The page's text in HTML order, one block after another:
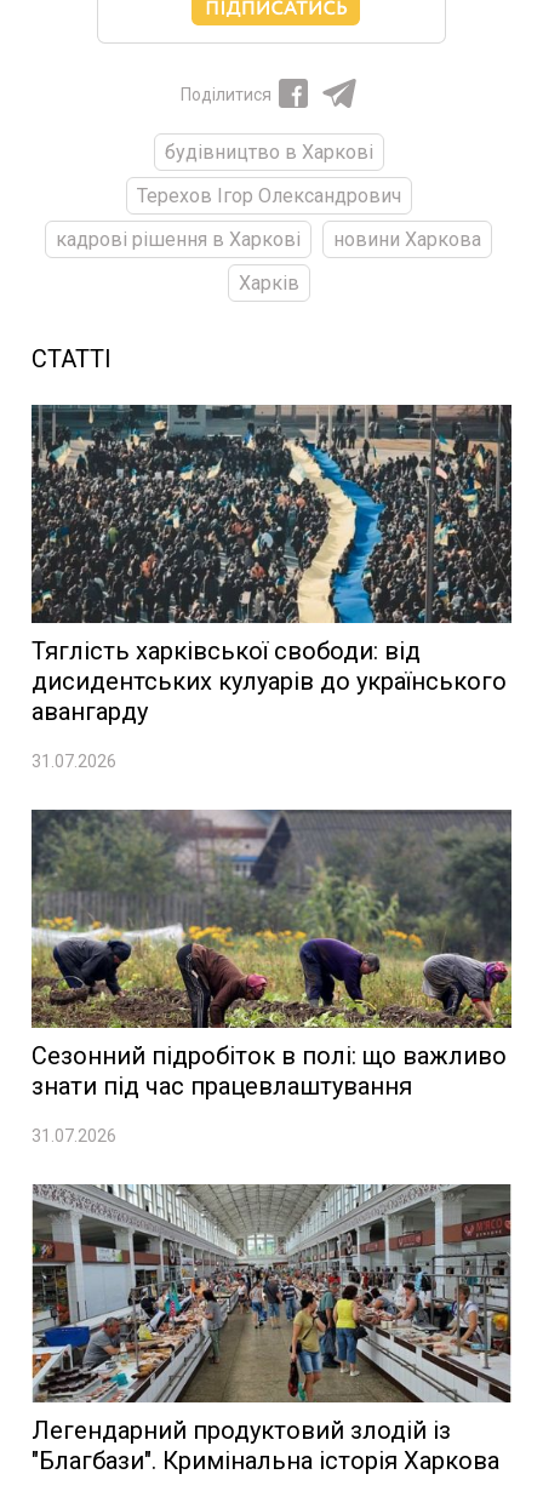
Поділитися
будівництво в Харкові
Терехов Ігор Олександрович
кадрові рішення в Харкові
новини Харкова
Харків
СТАТТІ
Тяглість харківської свободи: від
дисидентських кулуарів до українського
авангарду
31.07.2026
Сезонний підробіток в полі: що важливо
знати під час працевлаштування
31.07.2026
Легендарний продуктовий злодій із
"Благбази". Кримінальна історія Харкова